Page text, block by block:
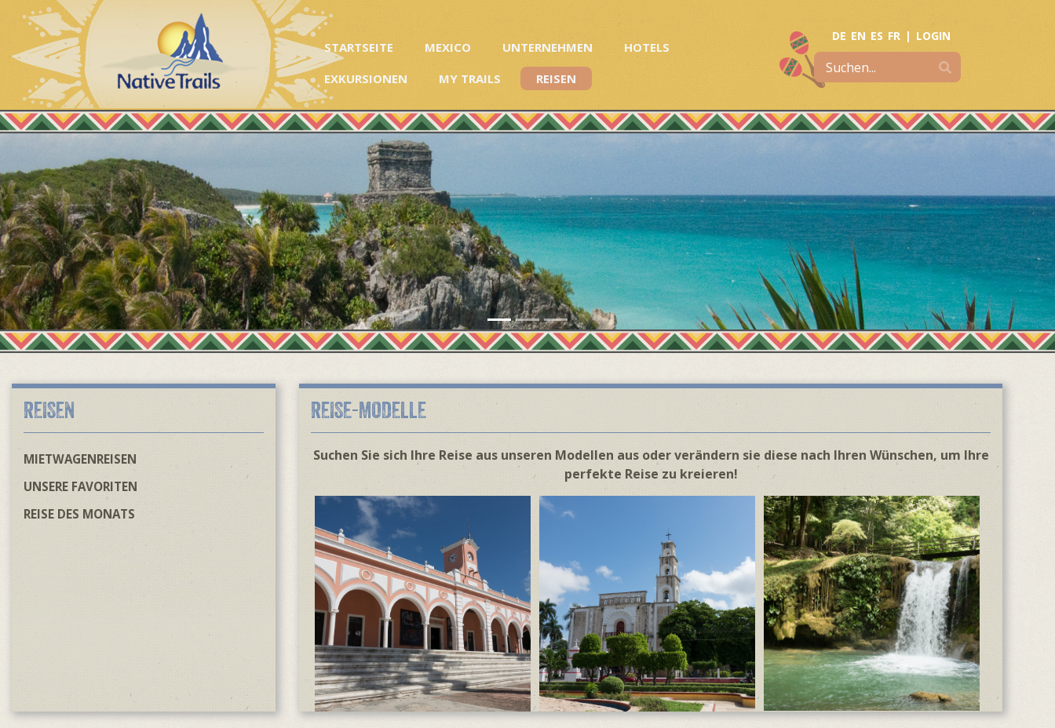
STARTSEITE MEXICO UNTERNEHMEN
HOTELS
EXKURSIONEN
MY TRAILS REISEN
DE EN ES FR | LOGIN
REISEN
MIETWAGENREISEN
UNSERE FAVORITEN
REISE DES MONATS
REISE-MODELLE
Suchen Sie sich Ihre Reise aus unseren Modellen aus oder verändern sie diese nach Ihren Wünschen, um Ihre
perfekte Reise zu kreieren!